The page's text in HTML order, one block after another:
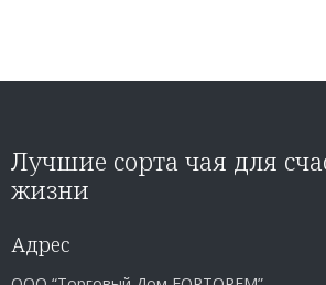
Лучшие сорта чая для
жизни
Адрес